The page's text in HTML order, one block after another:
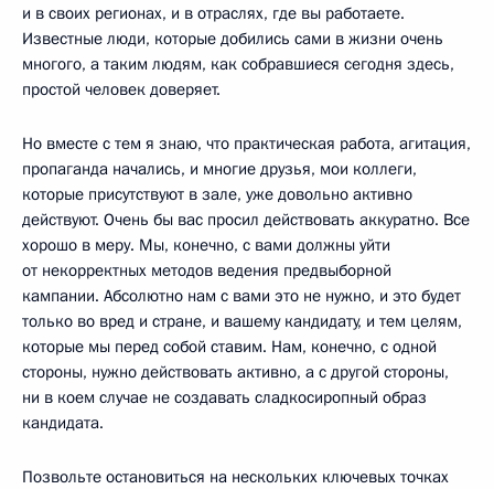
и в своих регионах, и в отраслях, где вы работаете.
Известные люди, которые добились сами в жизни очень
многого, а таким людям, как собравшиеся сегодня здесь,
простой человек доверяет.
Но вместе с тем я знаю, что практическая работа, агитация,
пропаганда начались, и многие друзья, мои коллеги,
которые присутствуют в зале, уже довольно активно
действуют. Очень бы вас просил действовать аккуратно. Все
хорошо в меру. Мы, конечно, с вами должны уйти
от некорректных методов ведения предвыборной
кампании. Абсолютно нам с вами это не нужно, и это будет
только во вред и стране, и вашему кандидату, и тем целям,
которые мы перед собой ставим. Нам, конечно, с одной
стороны, нужно действовать активно, а с другой стороны,
ни в коем случае не создавать сладкосиропный образ
кандидата.
Позвольте остановиться на нескольких ключевых точках